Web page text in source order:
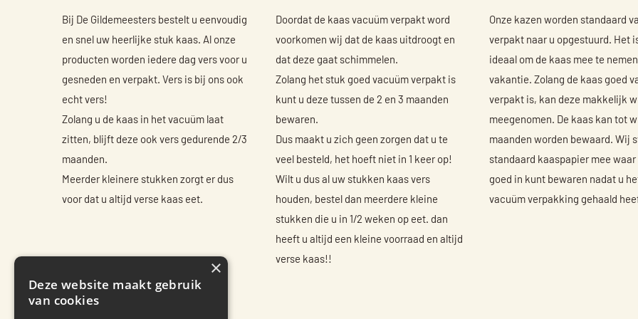
Bij De Gildemeesters bestelt u eenvoudig
en snel uw heerlijke stuk kaas. Al onze
producten worden iedere dag vers voor u
gesneden en verpakt. Vers is bij ons ook
echt vers!
Zolang u de kaas in het vacuüm laat
zitten, blijft deze ook vers gedurende 2/3
maanden.
Meerder kleinere stukken zorgt er dus
voor dat u altijd verse kaas eet.
Doordat de kaas vacuüm verpakt word
voorkomen wij dat de kaas uitdroogt en
dat deze gaat schimmelen.
Zolang het stuk goed vacuüm verpakt is
kunt u deze tussen de 2 en 3 maanden
bewaren.
Dus maakt u zich geen zorgen dat u te
veel besteld, het hoeft niet in 1 keer op!
Wilt u dus al uw stukken kaas vers
houden, bestel dan meerdere kleine
stukken die u in 1/2 weken op eet. dan
heeft u altijd een kleine voorraad en altijd
verse kaas!!
Onze kazen worden standaard
verpakt naar u opgestuurd. Het
ideaal om de kaas mee te
vakantie. Zolang de kaas goed
verpakt is, kan deze makkelijk
meegenomen. De kaas kan tot
maanden worden bewaard. Wij
standaard kaaspapier mee waar
goed in kunt bewaren nadat u
vacuüm verpakking gehaald
Deze website maakt gebruik
van cookies
×